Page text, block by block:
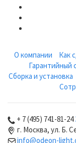
О компании
Как
Гарантийный
Сборка и установка
+ 7 (495) 741-81-24
г. Москва, ул. Б.
info@odeon-